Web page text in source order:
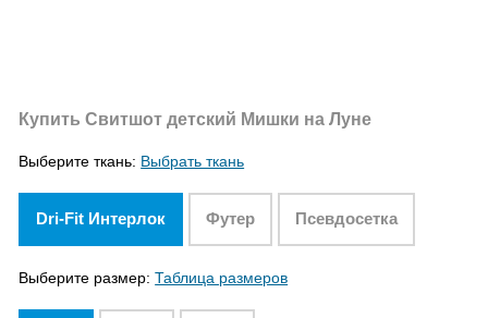
Купить Свитшот детский Мишки на Луне
Выберите ткань: Выбрать ткань
Dri-Fit Интерлок Футер Псевдосетка
Выберите размер:Таблица размеров